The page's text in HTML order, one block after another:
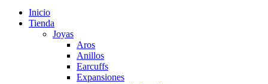
Inicio
Tienda
Joyas
Aros
Anillos
Earcuffs
Expansiones